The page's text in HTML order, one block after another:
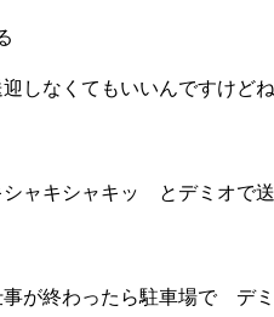
しなくてもいいんですけど
ャキシャキッ とデミオで送
が終わったら駐車場で デ